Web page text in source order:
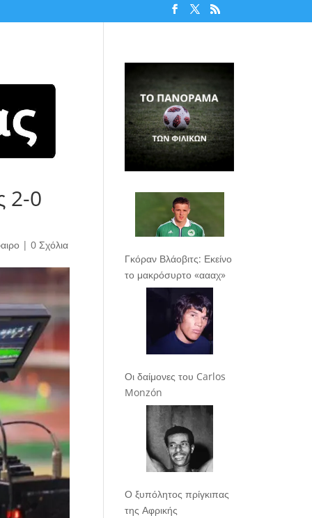
2-0
| 0 Σχόλια
Γκόραν Βλάοβιτς: Εκείνο
το μακρόσυρτο «αααχ»
Οι δαίμονες του Carlos
Monzón
Ο ξυπόλητος πρίγκιπας
της Αφρικής